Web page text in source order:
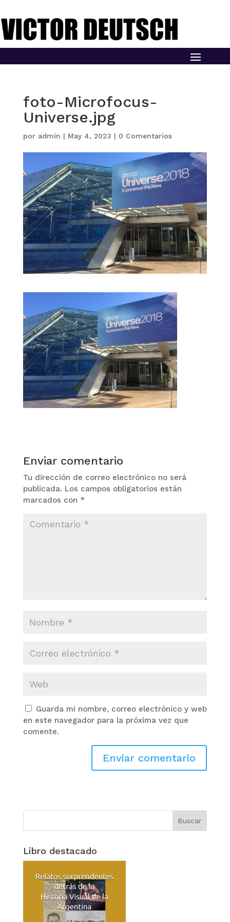
foto-Microfocus-
Universe.jpg
por admin | May 4, 2023 | 0 Comentarios
Enviar comentario
Tu dirección de correo electrónico no será
publicada. Los campos obligatorios están
marcados con *
Guarda mi nombre, correo electrónico y web
en este navegador para la próxima vez que
comente.
Libro destacado